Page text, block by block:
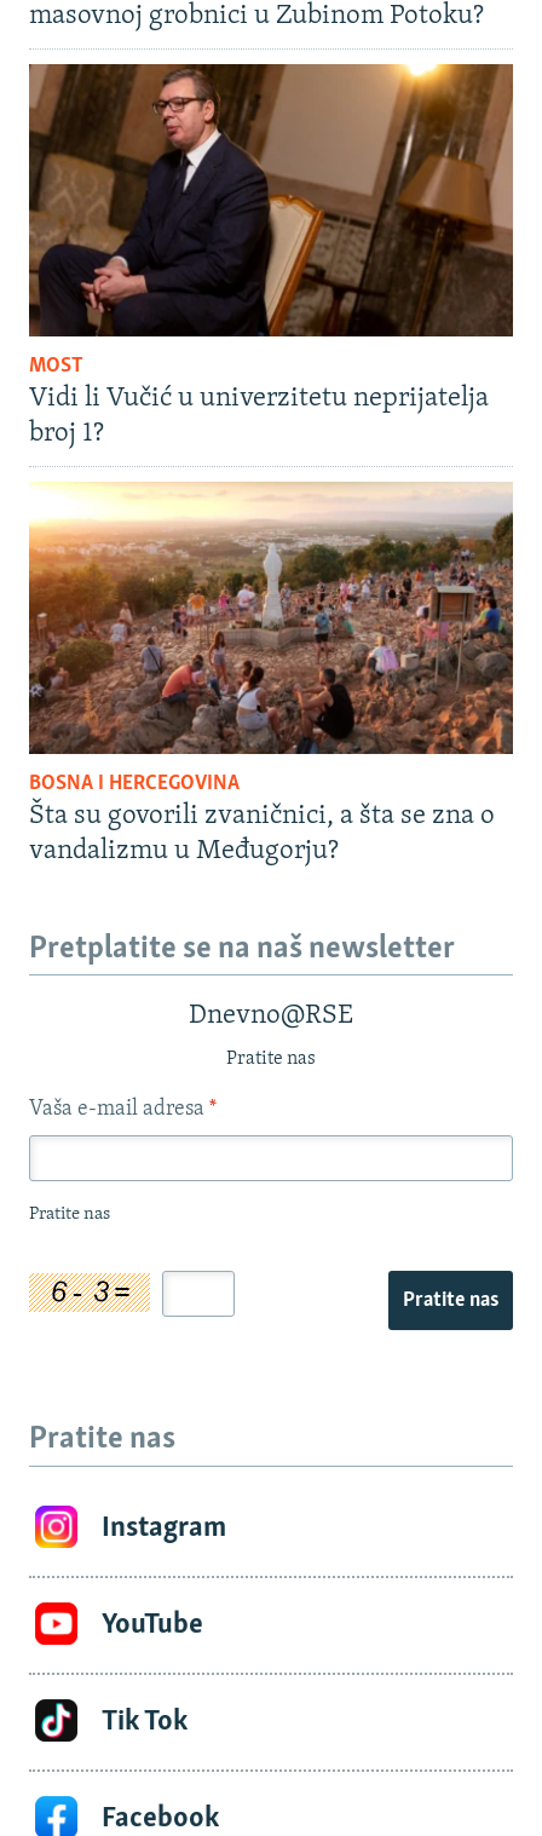
masovnoj grobnici u Zubinom Potoku?
MOST
Vidi li Vučić u univerzitetu neprijatelja
broj 1?
BOSNA I HERCEGOVINA
Šta su govorili zvaničnici, a šta se zna o
vandalizmu u Međugorju?
Pretplatite se na naš newsletter
Dnevno@RSE
Pratite nas
Vaša e-mail adresa *
Pratite nas
Pratite nas
Pratite nas
Instagram
YouTube
Tik Tok
Facebook